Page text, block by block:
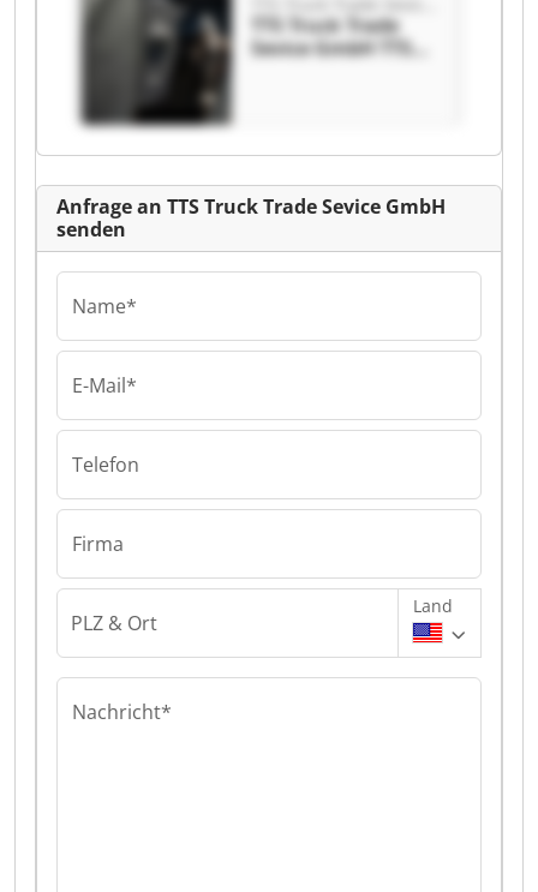
TTS Truck Trade
Sevice GmbH TTS
Anfrage an TTS Truck Trade Sevice GmbH
senden
Name*
E-Mail*
Telefon
Firma
PLZ & Ort
Land
Nachricht*